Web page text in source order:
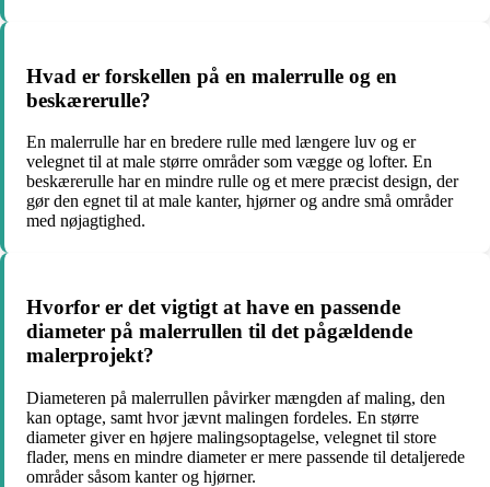
Hvad er forskellen på en malerrulle og en
beskærerulle?
En malerrulle har en bredere rulle med længere luv og er
velegnet til at male større områder som vægge og lofter. En
beskærerulle har en mindre rulle og et mere præcist design, der
gør den egnet til at male kanter, hjørner og andre små områder
med nøjagtighed.
Hvorfor er det vigtigt at have en passende
diameter på malerrullen til det pågældende
malerprojekt?
Diameteren på malerrullen påvirker mængden af maling, den
kan optage, samt hvor jævnt malingen fordeles. En større
diameter giver en højere malingsoptagelse, velegnet til store
flader, mens en mindre diameter er mere passende til detaljerede
områder såsom kanter og hjørner.